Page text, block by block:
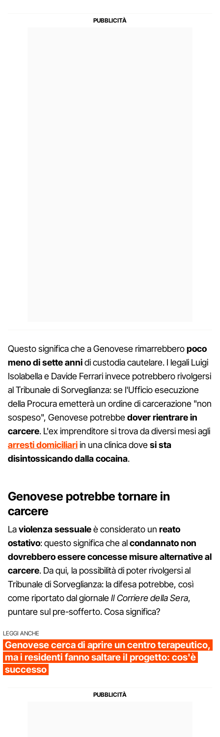
Questo significa che a Genovese rimarrebberopoco
meno di sette annidi custodia cautelare. I legali Luigi
Isolabella e Davide Ferrari invece potrebbero rivolgersi
al Tribunale di Sorveglianza: se l'Ufficio esecuzione
della Procura emetterà un ordine di carcerazione "non
sospeso", Genovese potrebbedover rientrare in
carcere. L'ex imprenditore si trova da diversi mesi agli
arresti domiciliariin una clinica dovesi sta
disintossicando dalla cocaina.
Genovese potrebbe tornare in
carcere
Laviolenza sessualeè considerato un reato
ostativo: questo significa che alcondannato non
dovrebbero essere concesse misure alternative al
carcere. Da qui, la possibilità di poter rivolgersi al
Tribunale di Sorveglianza: la difesa potrebbe, così
come riportato dal giornaleIl Corriere della Sera,
puntare sul pre-sofferto. Cosa significa?
LEGGI ANCHE
Genovese cerca di aprire un centro terapeutico,
ma i residenti fanno saltare il progetto: cos'è
successo